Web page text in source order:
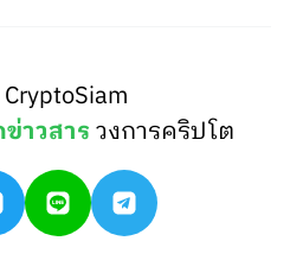
าวสารวงการคริปโต